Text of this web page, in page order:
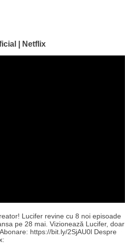
| Netflix
Lucifer revine cu 8 noi episoade
pe 28 mai. Vizionează Lucifer, doar
https://bit.ly/2SjAU0l Despre